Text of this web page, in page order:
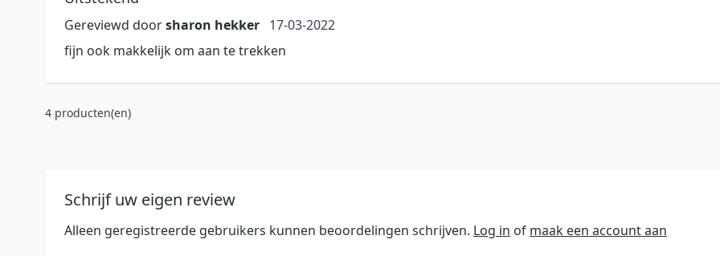
Gereviewd doorsharon hekker 17 maart 2022
17-03-2022
fijn ook makkelijk om aan te trekken
4 producten(en)
Schrijf uw eigen review
Alleen geregistreerde gebruikers kunnen beoordelingen schrijven. Log in of maak een account aan